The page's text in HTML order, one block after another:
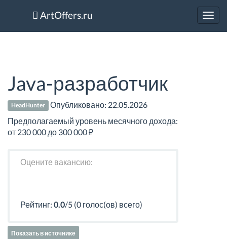
ArtOffers.ru
Java-разработчик
HeadHunter Опубликовано: 22.05.2026
Предполагаемый уровень месячного дохода:
от 230 000 до 300 000 ₽
Оцените вакансию:
Рейтинг: 0.0/5 (0 голос(ов) всего)
Показать в источнике